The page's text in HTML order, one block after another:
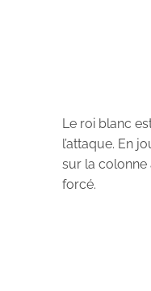
Le roi blanc
l’attaque. En
sur la colonne
forcé.